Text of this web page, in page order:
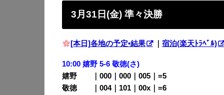
3月31日(金) 準々決勝
[本日]各地の予定•結果 宿泊(楽天ﾄﾗﾍﾞﾙ)
10:00 嬉野 5-6 敬徳(さ)
嬉野 ｜000｜000｜005｜=5
敬徳 ｜004｜101｜00x｜=6